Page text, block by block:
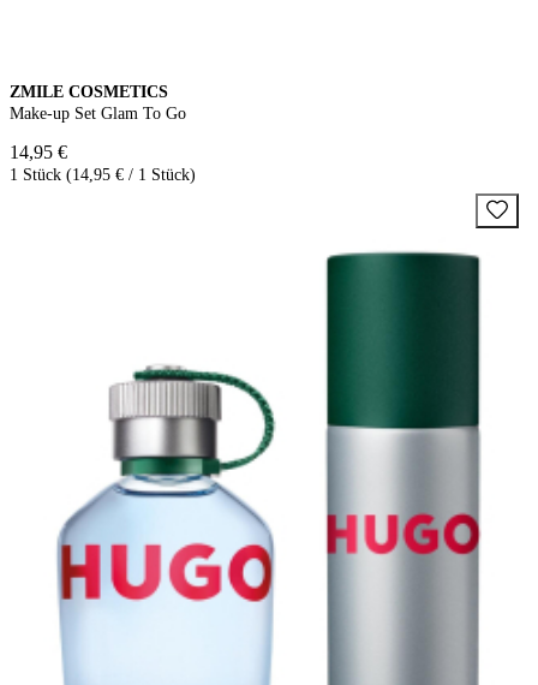
ZMILE COSMETICS
Make-up Set Glam To Go
14,95 €
1 Stück (14,95 € / 1 Stück)